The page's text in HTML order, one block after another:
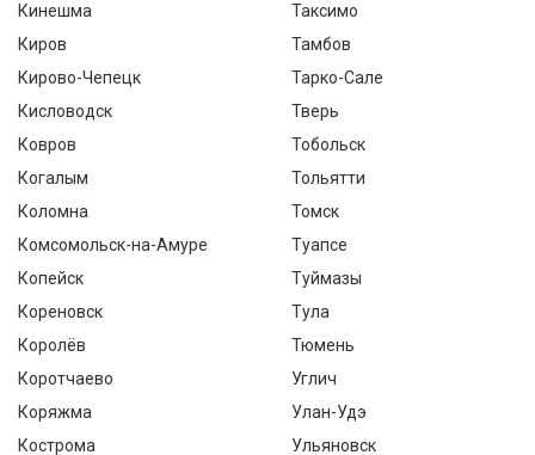
Кинешма
Киров
Кирово-Чепецк
Кисловодск
Ковров
Когалым
Коломна
Комсомольск-на-Амуре
Копейск
Кореновск
Королёв
Коротчаево
Коряжма
Кострома
Таксимо
Тамбов
Тарко-Сале
Тверь
Тобольск
Тольятти
Томск
Туапсе
Туймазы
Тула
Тюмень
Углич
Улан-Удэ
Ульяновск